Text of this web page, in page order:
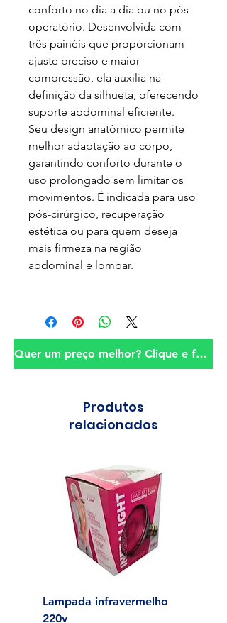
conforto no dia a dia ou no pós-
operatório. Desenvolvida com
três painéis que proporcionam
ajuste preciso e maior
compressão, ela auxilia na
definição da silhueta, oferecendo
suporte abdominal eficiente.
Seu design anatômico permite
melhor adaptação ao corpo,
garantindo conforto durante o
uso prolongado sem limitar os
movimentos. É indicada para uso
pós-cirúrgico, recuperação
estética ou para quem deseja
mais firmeza na região
abdominal e lombar.
Quer um preço melhor? Clique e fale conosco!
Produtos
relacionados
Lampada infravermelho
220v